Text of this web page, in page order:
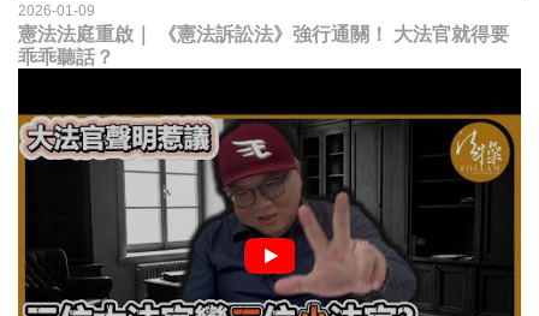
2026-01-09
憲法法庭重啟｜ 《憲法訴訟法》強行通關！ 大法官就得要
乖乖聽話？